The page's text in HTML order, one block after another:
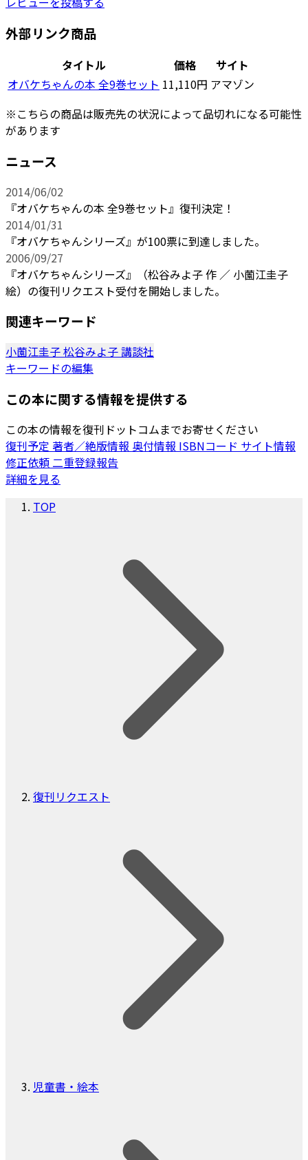
外部リンク商品
タイトル 価格
サイト
オバケちゃんの本 全9巻セット 11,110円 アマゾン
※こちらの商品は販売先の状況によって品切れになる可能性
があります
ニュース
2014/06/02
『オバケちゃんの本 全9巻セット』復刊決定！
2014/01/31
『オバケちゃんシリーズ』が100票に到達しました。
2006/09/27
『オバケちゃんシリーズ』（松谷みよ子 作 ／ 小薗江圭子
絵）の復刊リクエスト受付を開始しました。
関連キーワード
小薗江圭子松谷みよ子講談社
キーワードの編集
この本に関する情報を提供する
この本の情報を復刊ドットコムまでお寄せください
復刊予定 著者／絶版情報 奥付情報 ISBNコード サイト情報
修正依頼 二重登録報告
詳細を見る
TOP
復刊リクエスト
児童書・絵本